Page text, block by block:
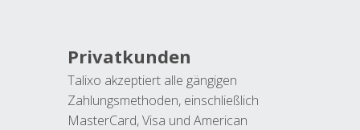
Privatkunden
Talixo akzeptiert alle gängigen
Zahlungsmethoden, einschließlich
MasterCard, Visa und American